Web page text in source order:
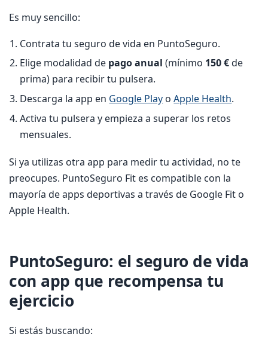
Es muy sencillo:
Contrata tu seguro de vida en PuntoSeguro.
Elige modalidad de pago anual (mínimo 150 €de
prima) para recibir tu pulsera.
Descarga la app en Google Play oApple Health.
Activa tu pulsera y empieza a superar los retos
mensuales.
Si ya utilizas otra app para medir tu actividad, no te
preocupes. PuntoSeguro Fit es compatible con la
mayoría de apps deportivas a través de Google Fit o
Apple Health.
PuntoSeguro: el seguro de vida
con app que recompensa tu
ejercicio
Si estás buscando: